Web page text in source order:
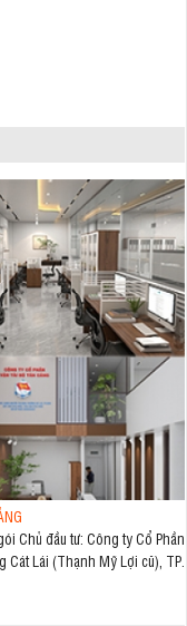
Chủ đầu tư: Công ty Cổ Phần
Lái (Thạnh Mỹ Lợi cũ), TP.